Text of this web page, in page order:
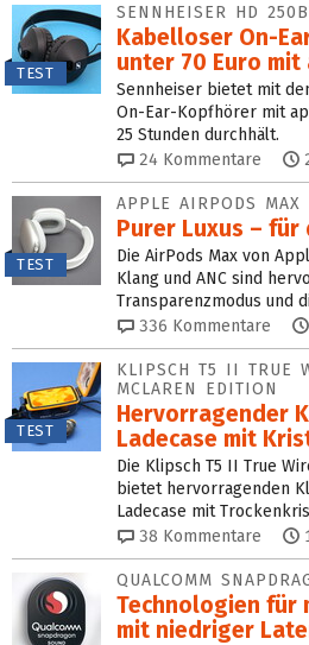
TEST
SENNHEISER HD
Kabelloser On-
unter 70 Euro mit
Sennheiser bietet mit
On-Ear-Kopfhörer mit
25 Stunden durchhält.
24 Kommentare
TEST
APPLE AIRPODS MAX
Purer Luxus – für
Die AirPods Max von
Klang und ANC sind
Transparenzmodus und
336 Kommentare
TEST
KLIPSCH T5 II TRUE
MCLAREN EDITION
Hervorragender
Ladecase mit
Die Klipsch T5 II True
bietet hervorragenden
Ladecase mit
38 Kommentare
QUALCOMM
Technologien für
mit niedriger